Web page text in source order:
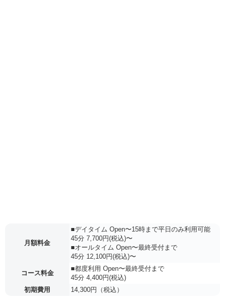
月額料金
■デイタイム Open〜15時まで平日のみ利用可能
45分 7,700円(税込)〜
■オールタイム Open〜最終受付まで
45分 12,100円(税込)〜
コース料金
■都度利用 Open〜最終受付まで
45分 4,400円(税込)
初期費用
14,300円（税込）